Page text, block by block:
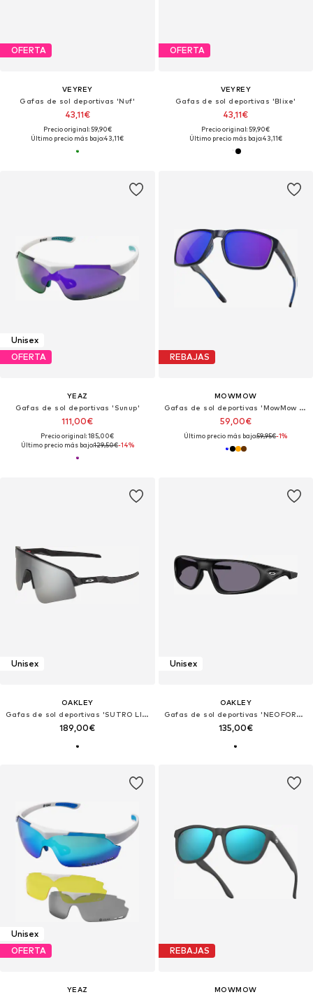
OFERTA
VEYREY
Gafas de sol deportivas 'Nuf'
43,11€
Precio original: 59,90€
Último precio más bajo:43,11€
OFERTA
VEYREY
Gafas de sol deportivas 'Blixe'
43,11€
Precio original: 59,90€
Último precio más bajo:43,11€
Unisex
OFERTA
YEAZ
Gafas de sol deportivas 'Sunup'
111,00€
Precio original: 185,00€
Último precio más bajo:129,50€-14%
REBAJAS
MOWMOW
Gafas de sol deportivas 'MowMow Floater Sunglasses - Sports Glasses - Cycling Glasses - Floating Sunglasses - Polarized - Men - Women'
59,00€
Último precio más bajo:59,95€-1%
Unisex
OAKLEY
Gafas de sol deportivas 'SUTRO LITE SWEEP'
189,00€
Unisex
OAKLEY
Gafas de sol deportivas 'NEOFORMA'
135,00€
Unisex
OFERTA
YEAZ
REBAJAS
MOWMOW